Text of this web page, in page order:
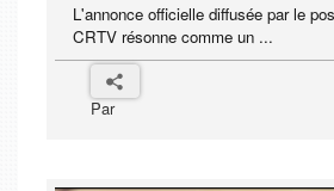
L'annonce officielle diffusée par le
CRTV résonne comme un ...
Par